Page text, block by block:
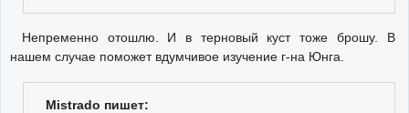
Непременно отошлю. И в терновый куст тоже брошу. В
нашем случае поможет вдумчивое изучение г-на Юнга.
Mistrado пишет: